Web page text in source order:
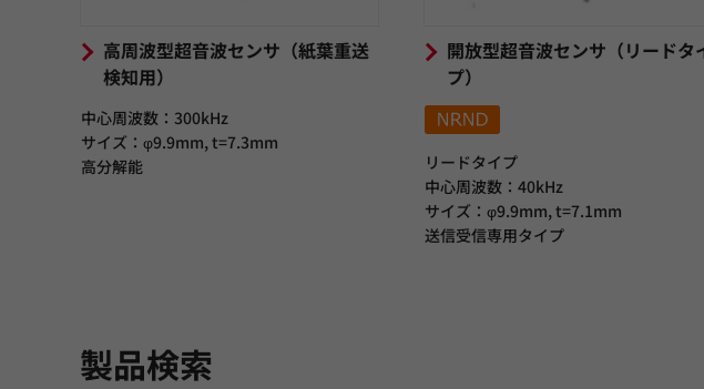
高周波型超音波センサ（紙葉重送
検知用）
中心周波数：300kHz
サイズ：φ9.9mm, t=7.3mm
高分解能
開放型超音波センサ（リードタ
プ）
リードタイプ
中心周波数：40kHz
サイズ：φ9.9mm, t=7.1mm
送信受信専用タイプ
製品検索